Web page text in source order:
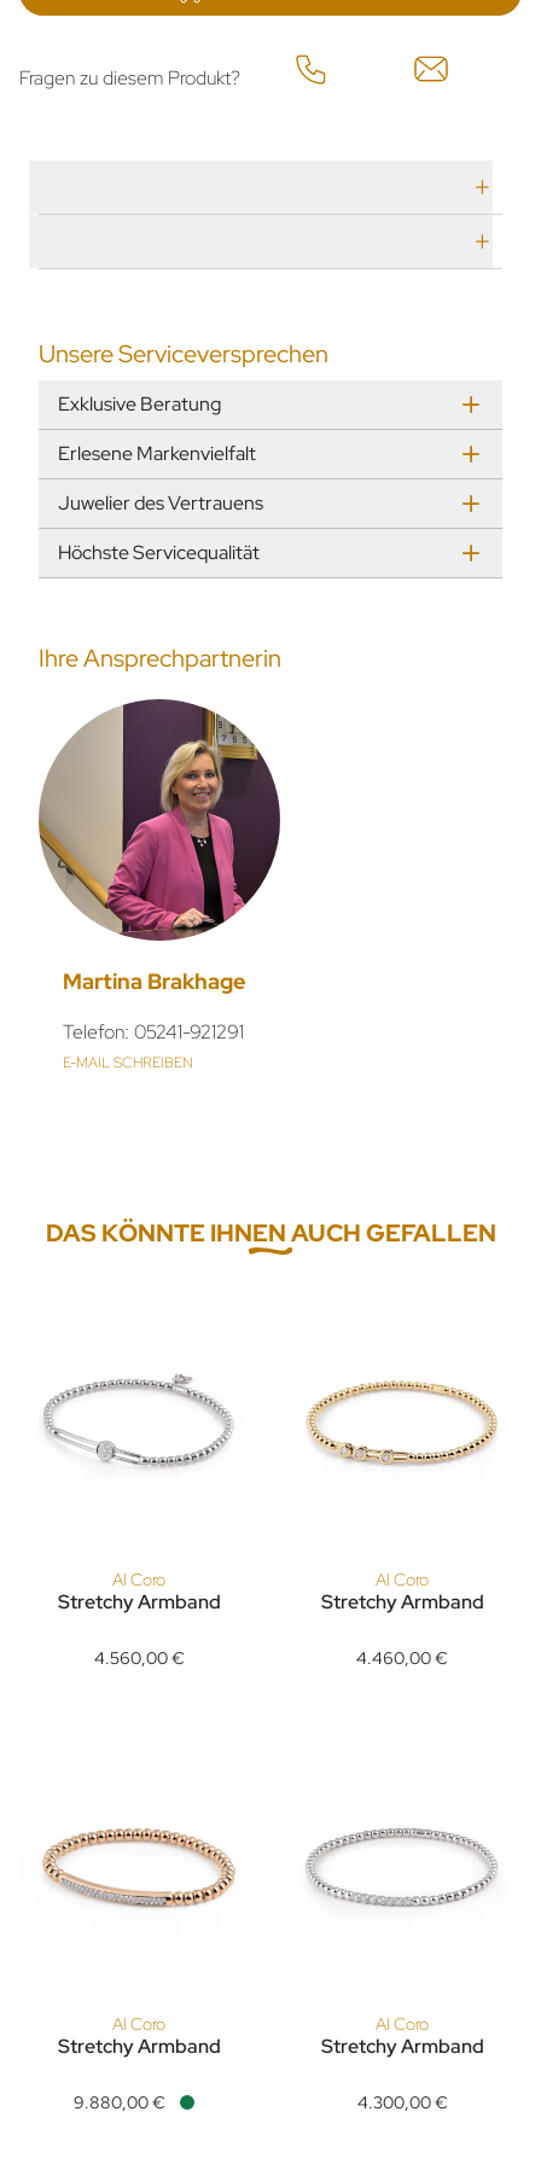
Fragen zu diesem Produkt?
Ihre Ansprechpartnerin
Martina Brakhage
Telefon: 05241-921291
E-MAIL SCHREIBEN
Unsere Serviceversprechen
Exklusive Beratung
Erlesene Markenvielfalt
Juwelier des Vertrauens
Höchste Servicequalität
DAS KÖNNTE IHNEN AUCH GEFALLEN
Al Coro
Stretchy Armband
4.560,00 €
Al Coro
Stretchy Armband
4.460,00 €
Al Coro
Stretchy Armband
9.880,00 €
Al Coro
Stretchy Armband
4.300,00 €